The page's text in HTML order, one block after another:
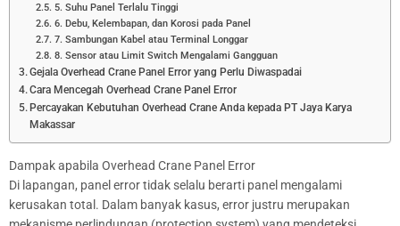
5. Suhu Panel Terlalu Tinggi
6. Debu, Kelembapan, dan Korosi pada Panel
7. Sambungan Kabel atau Terminal Longgar
8. Sensor atau Limit Switch Mengalami Gangguan
Gejala Overhead Crane Panel Error yang Perlu Diwaspadai
Cara Mencegah Overhead Crane Panel Error
Percayakan Kebutuhan Overhead Crane Anda kepada PT Jaya Karya
Makassar
Dampak apabila Overhead Crane Panel Error
Di lapangan, panel error tidak selalu berarti panel mengalami
kerusakan total. Dalam banyak kasus, error justru merupakan